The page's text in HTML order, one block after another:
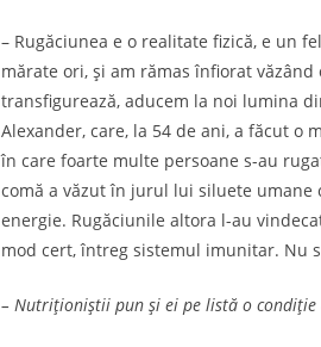
– Rugăciunea e o realitate fizică, e un
mărate ori, şi am rămas înfiorat
transfigurează, aducem la noi lumina
Alexander, care, la 54 de ani, a făcut o
în care foarte multe persoane s-au
comă a văzut în jurul lui siluete umane
energie. Rugăciunile altora l-au
mod cert, întreg sistemul imunitar. Nu
– Nutriţioniştii pun şi ei pe listă o condiţie